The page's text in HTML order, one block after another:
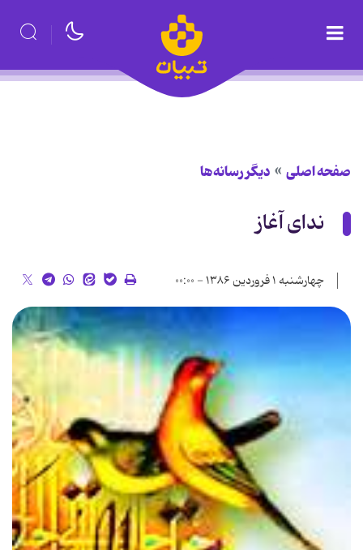
صفحه اصلی دیگر رسانه‌ها
ندای آغاز
چهارشنبه ۱ فروردین ۱۳۸۶ - ۰۰:۰۰